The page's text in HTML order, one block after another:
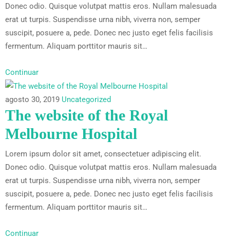
Donec odio. Quisque volutpat mattis eros. Nullam malesuada
erat ut turpis. Suspendisse urna nibh, viverra non, semper
suscipit, posuere a, pede. Donec nec justo eget felis facilisis
fermentum. Aliquam porttitor mauris sit…
Continuar
agosto 30, 2019 Uncategorized
The website of the Royal
Melbourne Hospital
Lorem ipsum dolor sit amet, consectetuer adipiscing elit.
Donec odio. Quisque volutpat mattis eros. Nullam malesuada
erat ut turpis. Suspendisse urna nibh, viverra non, semper
suscipit, posuere a, pede. Donec nec justo eget felis facilisis
fermentum. Aliquam porttitor mauris sit…
Continuar